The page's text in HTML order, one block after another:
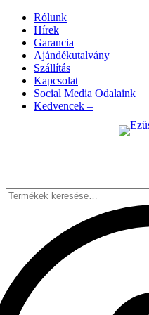
Rólunk
Hírek
Garancia
Ajándékutalvány
Szállítás
Kapcsolat
Social Media Odalaink
Kedvencek –